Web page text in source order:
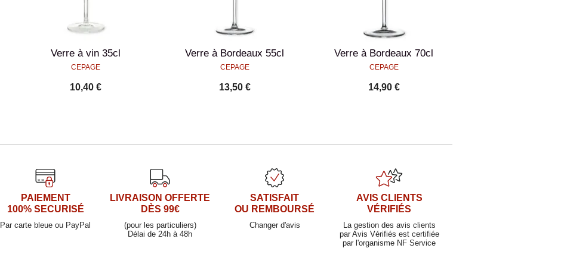
Verre à vin 35cl
CEPAGE
10,40 €
Verre à Bordeaux 55cl
CEPAGE
13,50 €
Verre à Bordeaux 70cl
CEPAGE
14,90 €
PAIEMENT
100% SECURISÉ
Par carte bleue ou PayPal
LIVRAISON OFFERTE
DÈS 99€
(pour les particuliers)
Délai de 24h à 48h
SATISFAIT
OU REMBOURSÉ
Changer d'avis
AVIS CLIENTS
VÉRIFIÉS
La gestion des avis clients
par Avis Vérifiés est certifiée
par l'organisme NF Service